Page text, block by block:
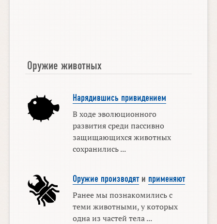
Оружие животных
Нарядившись привидением
В ходе эволюционного
развития среди пассивно
защищающихся животных
сохранились ...
Оружие производяти применяют
Ранее мы познакомились с
теми животными, у которых
одна из частей тела ...